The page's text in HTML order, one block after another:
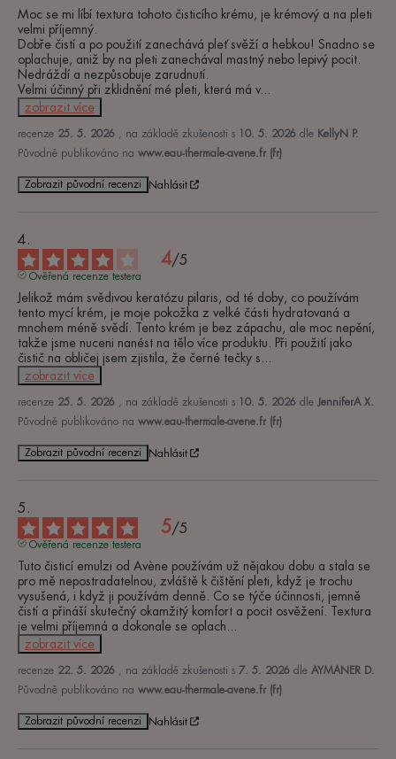
Moc se mi líbí textura tohoto čisticího krému, je krémový a na pleti
velmi příjemný.
Dobře čistí a po použití zanechává pleť svěží a hebkou! Snadno se
oplachuje, aniž by na pleti zanechával mastný nebo lepivý pocit.
Nedráždí a nezpůsobuje zarudnutí.
Velmi účinný při zklidnění mé pleti, která má v...
zobrazit více
recenze 25. 5. 2026 , na základě zkušenosti s 10. 5. 2026 dle KellyN P.
Původně publikováno na www.eau-thermale-avene.fr (fr)
Zobrazit původní recenzi Nahlásit
4/5
Ověřená recenze testera
Jelikož mám svědivou keratózu pilaris, od té doby, co používám
tento mycí krém, je moje pokožka z velké části hydratovaná a
mnohem méně svědí. Tento krém je bez zápachu, ale moc nepění,
takže jsme nuceni nanést na tělo více produktu. Při použití jako
čistič na obličej jsem zjistila, že černé tečky s
zobrazit více
recenze 25. 5. 2026 , na základě zkušenosti s 10. 5. 2026 dle
JenniferA X.
Původně publikováno na www.eau-thermale-avene.fr (fr)
Zobrazit původní recenzi Nahlásit
5/5
Ověřená recenze testera
Tuto čisticí emulzi od Avène používám už nějakou dobu a stala se
pro mě nepostradatelnou, zvláště k čištění pleti, když je trochu
vysušená, i když ji používám denně. Co se týče účinnosti, jemně
čistí a přináší skutečný okamžitý komfort a pocit osvěžení. Textura
je velmi příjemná a dokonale se oplach
zobrazit více
recenze 22. 5. 2026 , na základě zkušenosti s 7. 5. 2026 dle AYMANER D.
Původně publikováno na www.eau-thermale-avene.fr (fr)
Zobrazit původní recenzi Nahlásit